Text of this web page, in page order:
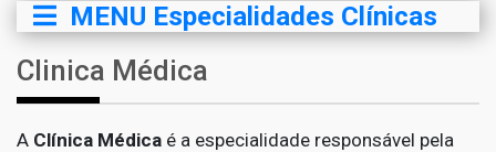
MENU Especialidades Clínicas
Clinica Médica
A Clínica Médica é a especialidade responsável pela